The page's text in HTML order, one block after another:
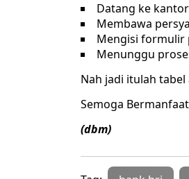
Datang ke
Membawa
Mengisi formulir
Menunggu
Nah jadi itulah tabel
Semoga
(dbm)